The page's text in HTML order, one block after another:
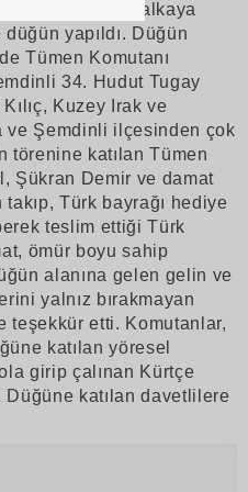
Akdemir köyü Balkaya
yapıldı. Düğün
Tümen Komutanı
34. Hudut Tugay
Kuzey Irak ve
ve Şemdinli ilçesinden çok
törenine katılan Tümen
Şükran Demir ve damat
Türk bayrağı hediye
teslim ettiği Türk
ömür boyu sahip
alanına gelen gelin ve
yalnız bırakmayan
teşekkür etti. Komutanlar,
katılan yöresel
girip çalınan Kürtçe
katılan davetlilere